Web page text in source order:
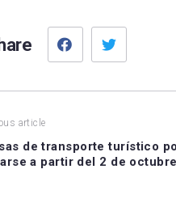
Facebook
article
de transporte turístico
a partir del 2 de octubre